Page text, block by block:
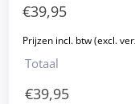
€39,95
Totaal
€39,95